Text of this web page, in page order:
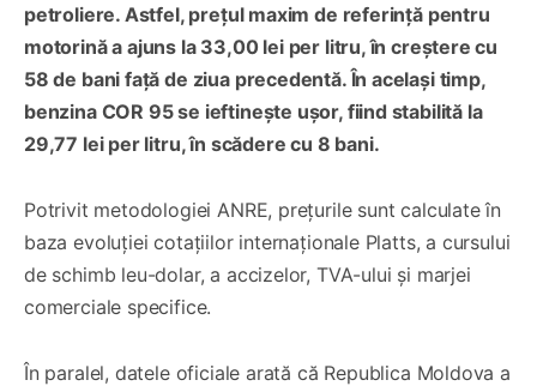
petroliere. Astfel, prețul maxim de referință pentru
motorină a ajuns la 33,00 lei per litru, în creștere cu
58 de bani față de ziua precedentă. În același timp,
benzina COR 95 se ieftinește ușor, fiind stabilită la
29,77 lei per litru, în scădere cu 8 bani.
Potrivit metodologiei ANRE, prețurile sunt calculate în
baza evoluției cotațiilor internaționale Platts, a cursului
de schimb leu-dolar, a accizelor, TVA-ului și marjei
comerciale specifice.
În paralel, datele oficiale arată că Republica Moldova a